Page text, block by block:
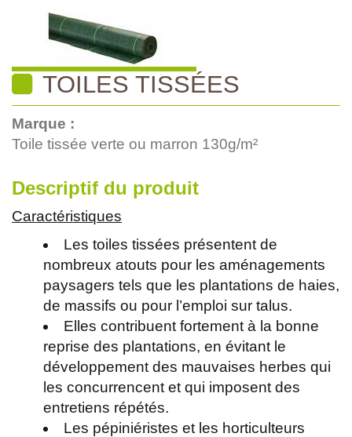
TOILES TISSÉES
Marque :
Toile tissée verte ou marron 130g/m²
Descriptif du produit
Caractéristiques
Les toiles tissées présentent de
nombreux atouts pour les aménagements
paysagers tels que les plantations de haies,
de massifs ou pour l’emploi sur talus.
Elles contribuent fortement à la bonne
reprise des plantations, en évitant le
développement des mauvaises herbes qui
les concurrencent et qui imposent des
entretiens répétés.
Les pépiniéristes et les horticulteurs